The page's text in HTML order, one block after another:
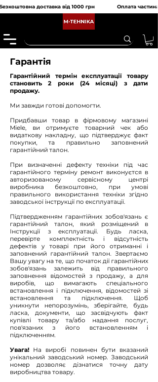
доставка від 1000 грн               Оплата
Гарантія
Гарантійний термін експлуатації товару
становить 2 роки (24 місяці) з дати
продажу.
Ми завжди готові допомогти.
Придбавши товар в фірмовому магазині
Miele, ви отримуєте товарний чек або
видаткову накладну, що підтверджує факт
покупки, та правильно заповнений
гарантійний талон.
При визначенні дефекту техніки під час
гарантійного терміну ремонт виконуєтся в
авторизованому сервісному центрі
виробника безкоштовно, при умові
правильного використання техніки згідно
заводської інструкції по експлуатації.
Підтвердженням гарантійних зобов'язань є
гарантійний талон, який розміщений в
Інструкції з експлуатації. Будь ласка,
перевірте комплектність і відсутність
дефектів у товарі при його отриманні і
заповнений гарантійний талон. Звертаємо
Вашу увагу на те, що початок дії гарантійних
зобов'язань залежить від правильного
заповнення відомостей з продажу, а для
виробів, що вимагають спеціального
встановлення і підключення, відомостей зі
встановлення та підключення. Щоб
уникнути непорозумінь, зберігайте, будь
ласка, документи, що засвідчують факт
купівлі товару та/або надання послуг,
пов'язаних з його встановленням і
підключенням.
Увага! На виробі повинен бути вказаний
унікальний заводський номер. Заводський
номер дозволяє дізнатися точну дату
виробництва товару.